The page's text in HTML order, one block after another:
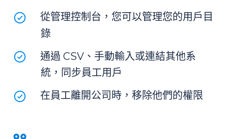
從管理控制台，您可以管理您的用戶目
錄
通過 CSV、手動輸入或連結其他系
統，同步員工用戶
在員工離開公司時，移除他們的權限